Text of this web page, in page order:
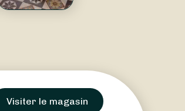
Visiter le magasin